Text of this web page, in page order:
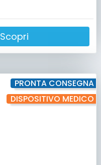
Scopri
PRONTA CONSEGNA
DISPOSITIVO MEDICO